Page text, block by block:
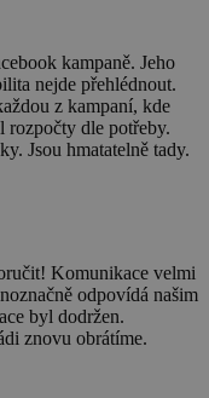
kampaně. Jeho
nejde přehlédnout.
z kampaní, kde
rozpočty dle potřeby.
Jsou hmatatelně tady.
Komunikace velmi
odpovídá našim
byl dodržen.
znovu obrátíme.